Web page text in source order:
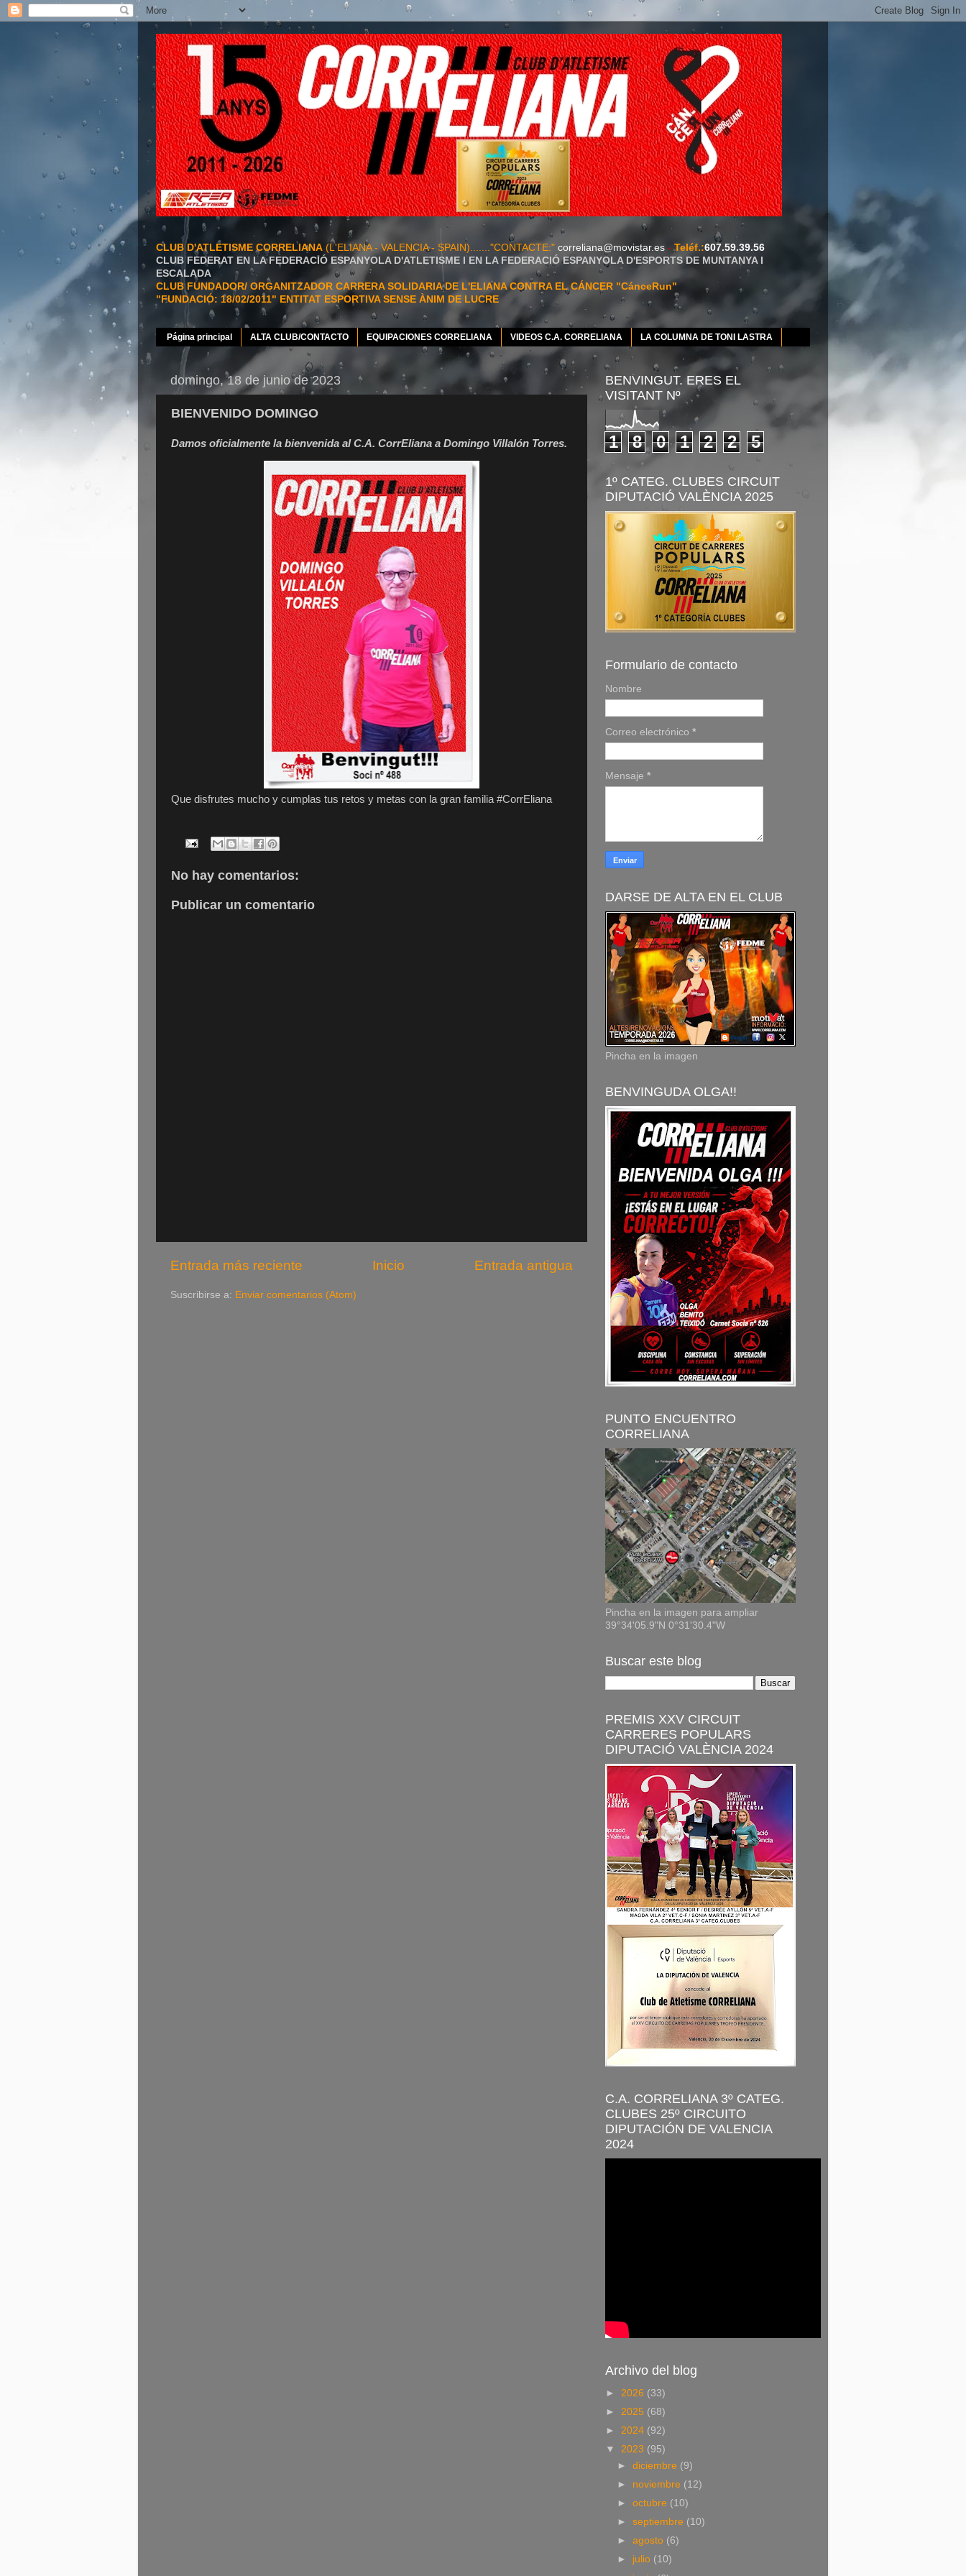
CLUB D'ATLETISME CORRELIANA (L'ELIANA - VALENCIA - SPAIN)......."CONTACTE:" correliana@movistar.es -Teléf.:607.59.39.56
CLUB FEDERAT EN LA FEDERACIÓ ESPANYOLA D'ATLETISME I EN LA FEDERACIÓ ESPANYOLA D'ESPORTS DE MUNTANYA I
ESCALADA
CLUB FUNDADOR/ ORGANITZADOR CARRERA SOLIDARIA DE L'ELIANA CONTRA EL CÁNCER "CánceRun"
"FUNDACIÓ: 18/02/2011" ENTITAT ESPORTIVA SENSE ÀNIM DE LUCRE
Página principal ALTA CLUB/CONTACTO EQUIPACIONES CORRELIANA VIDEOS C.A. CORRELIANA LA COLUMNA DE TONI LASTRA
domingo, 18 de junio de 2023
BIENVENIDO DOMINGO
Damos oficialmente la bienvenida al C.A. CorrEliana a Domingo Villalón Torres.
Que disfrutes mucho y cumplas tus retos y metas con la gran familia #CorrEliana
No hay comentarios:
Publicar un comentario
Entrada más reciente Entrada antigua
Inicio
Suscribirse a: Enviar comentarios (Atom)
BENVINGUT. ERES EL
VISITANT Nº
1 8 0 1 2 2 5
1º CATEG. CLUBES CIRCUIT
DIPUTACIÓ VALÈNCIA 2025
Formulario de contacto
Nombre
Correo electrónico *
Mensaje *
DARSE DE ALTA EN EL CLUB
Pincha en la imagen
BENVINGUDA OLGA!!
PUNTO ENCUENTRO
CORRELIANA
Pincha en la imagen para ampliar
39°34'05.9"N 0°31'30.4"W
Buscar este blog
PREMIS XXV CIRCUIT
CARRERES POPULARS
DIPUTACIÓ VALÈNCIA 2024
C.A. CORRELIANA 3º CATEG.
CLUBES 25º CIRCUITO
DIPUTACIÓN DE VALENCIA
2024
Archivo del blog
► 2026 (33)
► 2025 (68)
► 2024 (92)
▼ 2023 (95)
►diciembre (9)
► noviembre (12)
►octubre (10)
►septiembre (10)
►agosto (6)
► julio (10)